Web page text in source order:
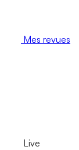
Mes revues
Live